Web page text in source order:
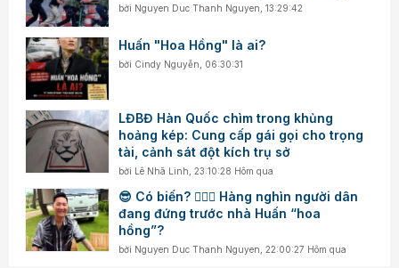
bởi Nguyen Duc Thanh Nguyen ,13:29:42
Huấn "Hoa Hồng" là ai?
bởi Cindy Nguyễn 06:30:31
LĐBĐ Hàn Quốc chìm trong khủng
hoảng kép: Cung cấp gái gọi cho trọng
tài, cảnh sát đột kích trụ sở
bởi Lê Nhã Linh ,23:10:28 Hôm qua
😎 Có biến? 👮🏻‍♂️ Hàng nghìn người dân
đang đứng trước nhà Huấn “hoa
hồng”?
bởi Nguyen Duc Thanh Nguyen ,22:00:27 Hôm qua